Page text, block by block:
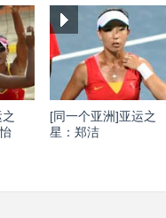
[同一个亚洲]亚运之
星：郑洁